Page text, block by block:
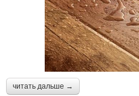
читать дальше →